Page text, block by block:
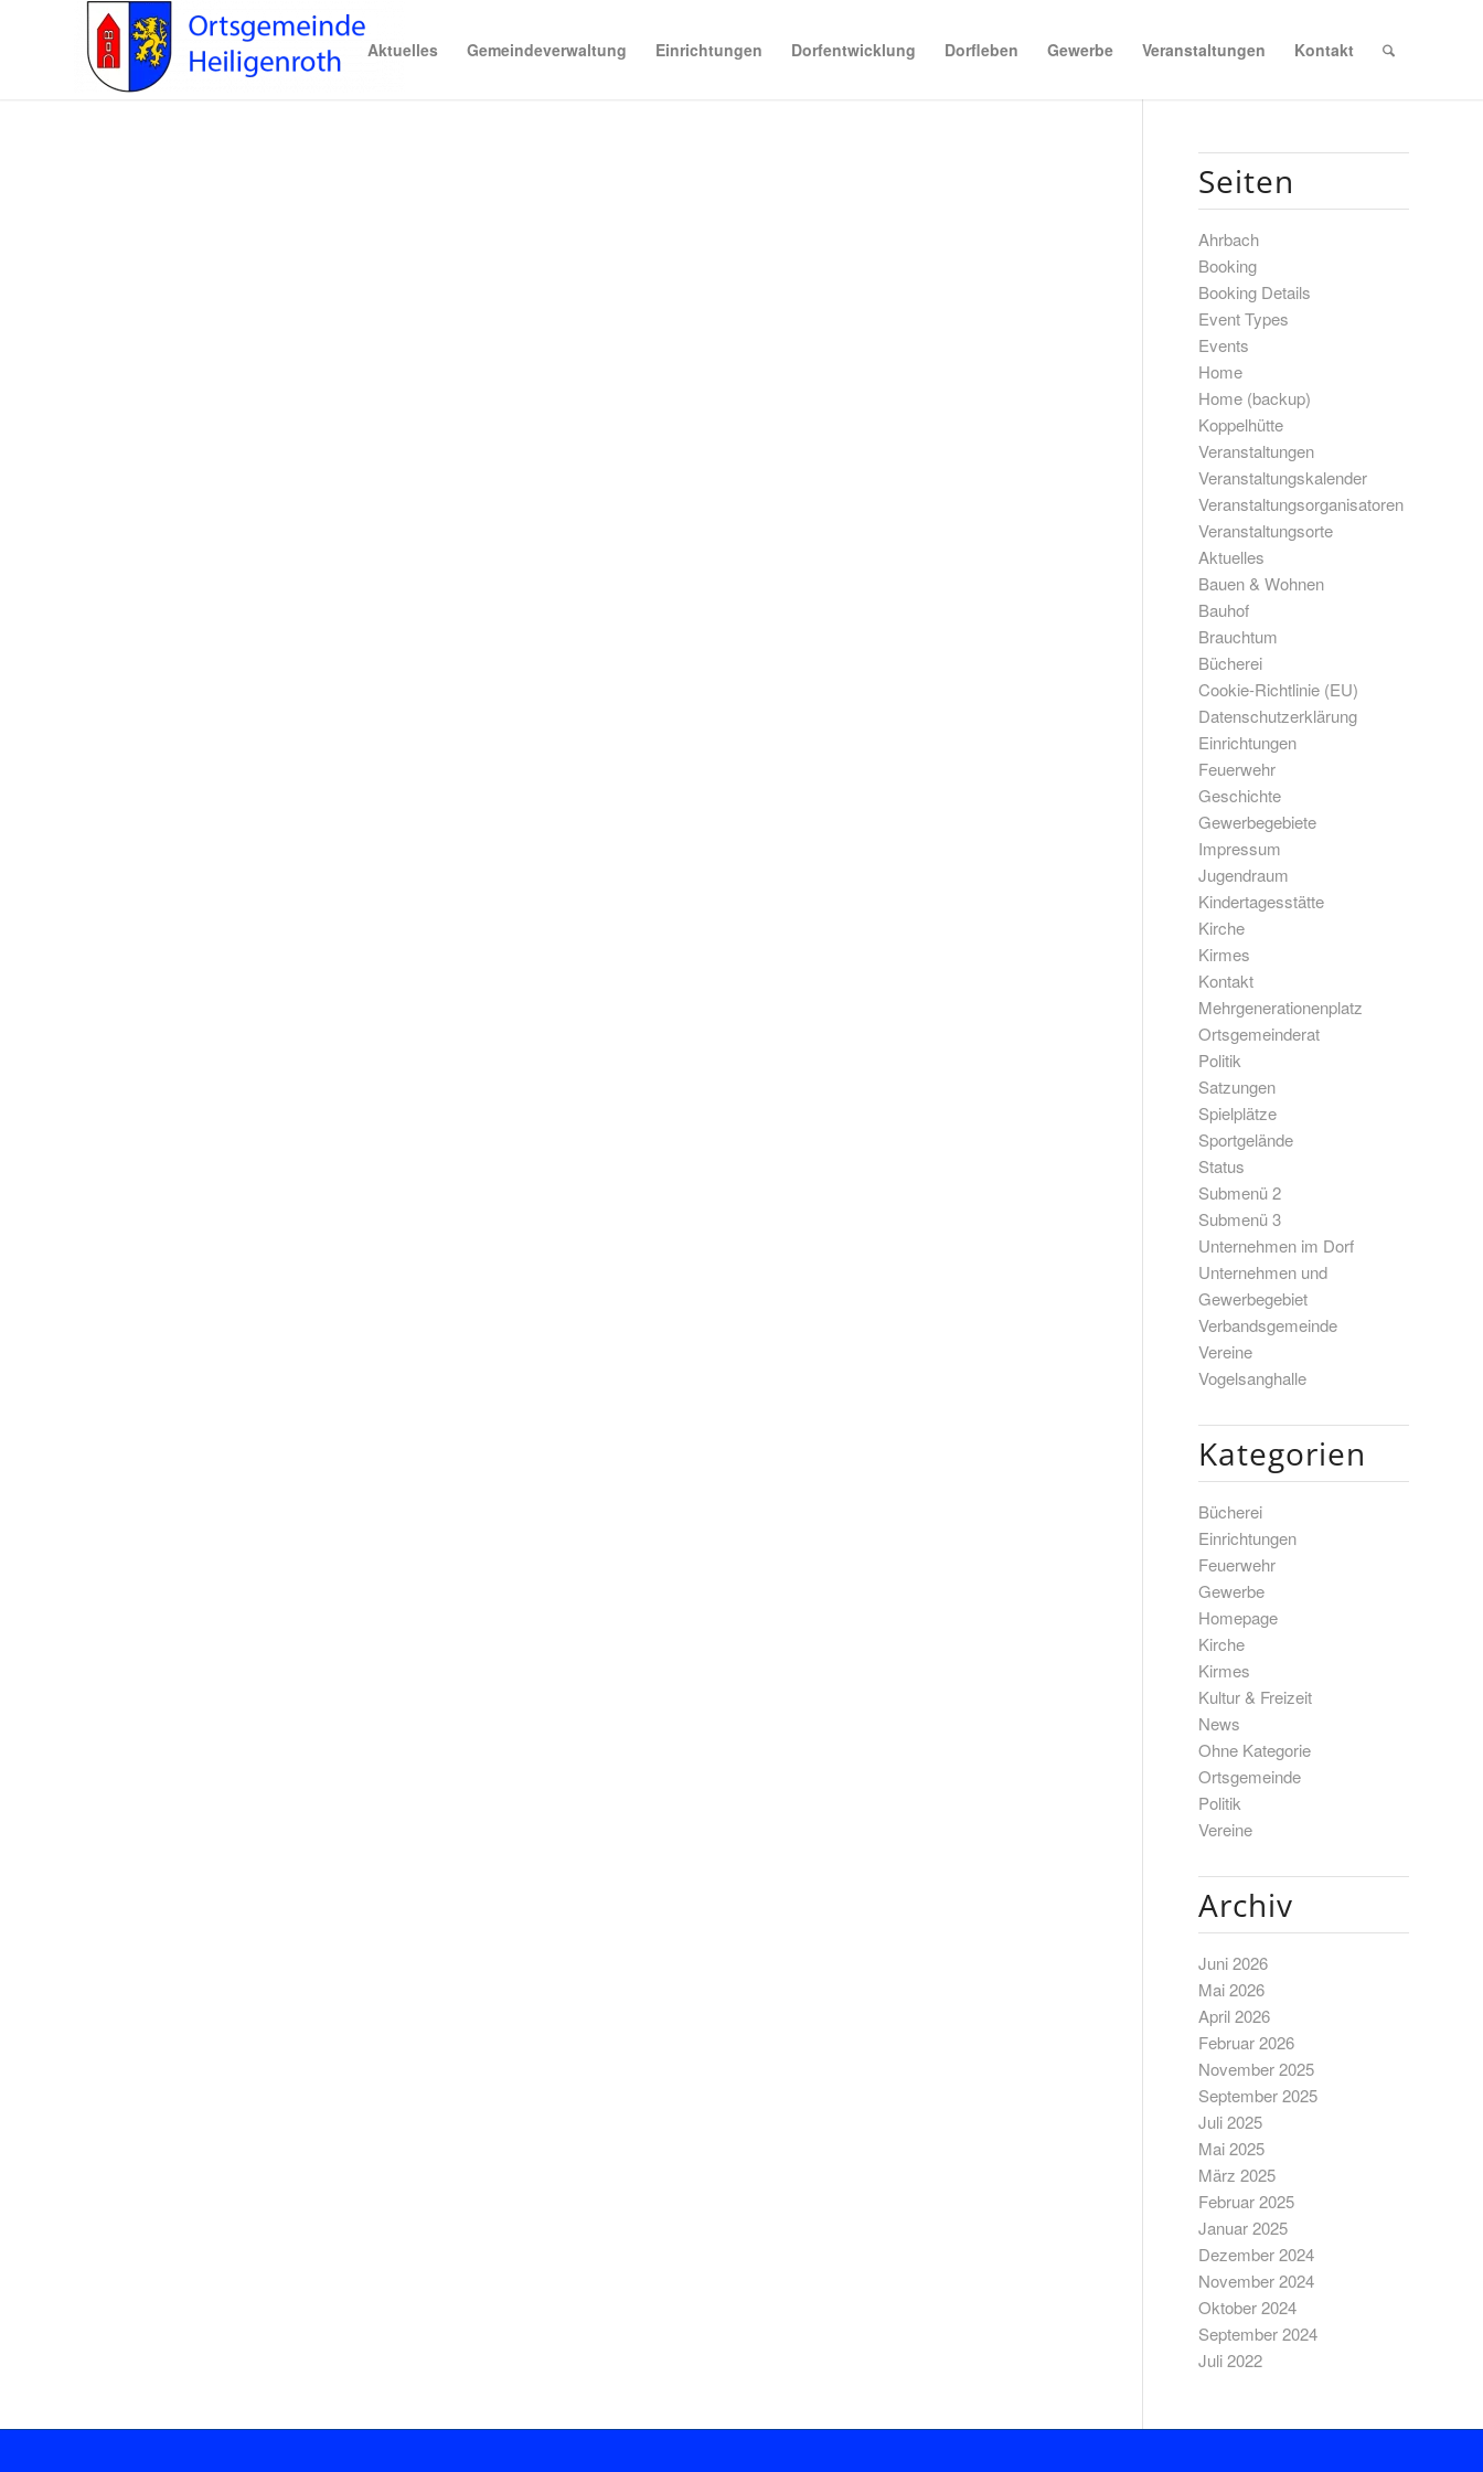
Aktuelles Gemeindeverwaltung Einrichtungen Dorfentwicklung Dorfleben Gewerbe Veranstaltungen Kontakt
Seiten
Ahrbach
Booking
Booking Details
Event Types
Events
Home
Home (backup)
Koppelhütte
Veranstaltungen
Veranstaltungskalender
Veranstaltungsorganisatoren
Veranstaltungsorte
Aktuelles
Bauen & Wohnen
Bauhof
Brauchtum
Bücherei
Cookie-Richtlinie (EU)
Datenschutzerklärung
Einrichtungen
Feuerwehr
Geschichte
Gewerbegebiete
Impressum
Jugendraum
Kindertagesstätte
Kirche
Kirmes
Kontakt
Mehrgenerationenplatz
Ortsgemeinderat
Politik
Satzungen
Spielplätze
Sportgelände
Status
Submenü 2
Submenü 3
Unternehmen im Dorf
Unternehmen und
Gewerbegebiet
Verbandsgemeinde
Vereine
Vogelsanghalle
Kategorien
Bücherei
Einrichtungen
Feuerwehr
Gewerbe
Homepage
Kirche
Kirmes
Kultur & Freizeit
News
Ohne Kategorie
Ortsgemeinde
Politik
Vereine
Archiv
Juni 2026
Mai 2026
April 2026
Februar 2026
November 2025
September 2025
Juli 2025
Mai 2025
März 2025
Februar 2025
Januar 2025
Dezember 2024
November 2024
Oktober 2024
September 2024
Juli 2022